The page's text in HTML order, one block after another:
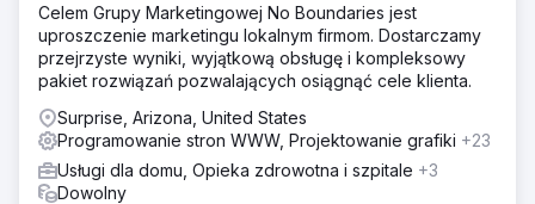
Rozwiązanie
Po dokładnych rozmowach z klientem, aby zrozumieć
jego cele i grupę docelową, wdrożyliśmy kompleksowe
podejście SEO. Obejmowało to optymalizację strony,
optymalizację treści, zarządzanie blogiem, techniczne
SEO, budowanie linków zwrotnych, analizę konkurencji,
rekomendacje UI/UX i CTA.
Wyniki
Celem Grupy Marketingowej No Boundaries jest
uproszczenie marketingu lokalnym firmom. Dostarczamy
przejrzyste wyniki, wyjątkową obsługę i kompleksowy
pakiet rozwiązań pozwalających osiągnąć cele klienta.
Surprise, Arizona, United States
Programowanie stron WWW, Projektowanie grafiki +23
Usługi dla domu, Opieka zdrowotna i szpitale +3
Dowolny